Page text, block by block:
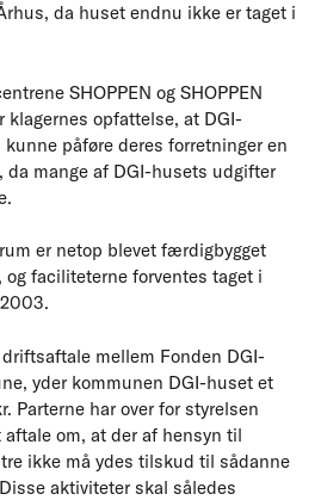
da huset endnu ikke er taget i
SHOPPEN og SHOPPEN
klagernes opfattelse, at DGI-
påføre deres forretninger en
da mange af DGI-husets udgifter
er netop blevet færdigbygget
faciliteterne forventes taget i
mellem Fonden DGI-
yder kommunen DGI-huset et
Parterne har over for styrelsen
om, at der af hensyn til
ikke må ydes tilskud til sådanne
aktiviteter skal således